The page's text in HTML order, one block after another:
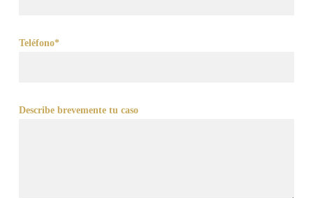
Teléfono*
Describe brevemente tu caso